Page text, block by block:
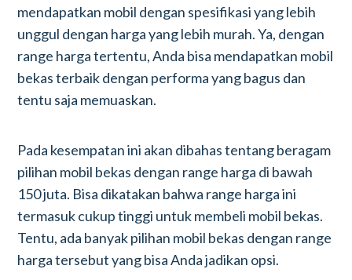
mendapatkan mobil dengan spesifikasi yang lebih
unggul dengan harga yang lebih murah. Ya, dengan
range harga tertentu, Anda bisa mendapatkan mobil
bekas terbaik dengan performa yang bagus dan
tentu saja memuaskan.
Pada kesempatan ini akan dibahas tentang beragam
pilihan mobil bekas dengan range harga di bawah
150 juta. Bisa dikatakan bahwa range harga ini
termasuk cukup tinggi untuk membeli mobil bekas.
Tentu, ada banyak pilihan mobil bekas dengan range
harga tersebut yang bisa Anda jadikan opsi.